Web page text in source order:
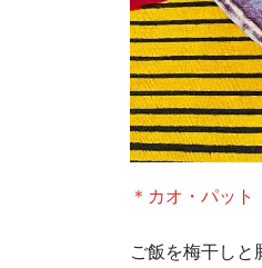
＊カオ・パッ
ご飯を梅干しと